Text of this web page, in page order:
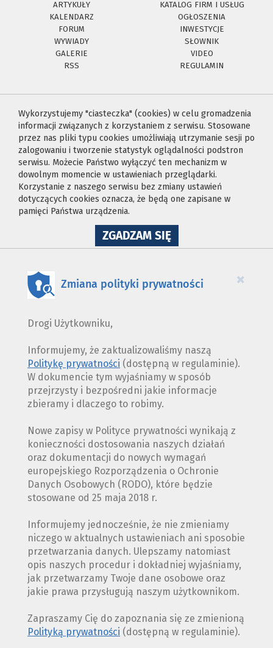
ARTYKUŁY
KATALOG FIRM I USŁUG
KALENDARZ
OGŁOSZENIA
FORUM
INWESTYCJE
WYWIADY
SŁOWNIK
GALERIE
VIDEO
RSS
REGULAMIN
Wykorzystujemy "ciasteczka" (cookies) w celu gromadzenia
informacji związanych z korzystaniem z serwisu. Stosowane
przez nas pliki typu cookies umożliwiają utrzymanie sesji po
zalogowaniu i tworzenie statystyk oglądalności podstron
serwisu. Możecie Państwo wyłączyć ten mechanizm w
dowolnym momencie w ustawieniach przeglądarki.
Korzystanie z naszego serwisu bez zmiany ustawień
dotyczących cookies oznacza, że będą one zapisane w
pamięci Państwa urządzenia.
ZGADZAM SIĘNA
WYKORZYSTANIE
×
Zmiana polityki prywatności
Drogi Użytkowniku,
Informujemy, że zaktualizowaliśmy naszą
Politykę prywatności (dostępną w regulaminie).
W dokumencie tym wyjaśniamy w sposób
przejrzysty i bezpośredni jakie informacje
zbieramy i dlaczego to robimy.
Nowe zapisy w Polityce prywatności wynikają z
konieczności dostosowania naszych działań
oraz dokumentacji do nowych wymagań
europejskiego Rozporządzenia o Ochronie
Danych Osobowych (RODO), które będzie
stosowane od 25 maja 2018 r.
Informujemy jednocześnie, że nie zmieniamy
niczego w aktualnych ustawieniach ani sposobie
przetwarzania danych. Ulepszamy natomiast
opis naszych procedur i dokładniej wyjaśniamy,
jak przetwarzamy Twoje dane osobowe oraz
jakie prawa przysługują naszym użytkownikom.
Zapraszamy Cię do zapoznania się ze zmienioną
Polityką prywatności (dostępną w regulaminie).